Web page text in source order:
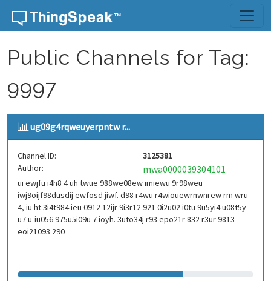
Skip to content
Public Channels for Tag:
9997
ug09g4rqweuyerpntw r...
Channel ID:
3125381
Author:
mwa0000039304101
ui ewjfu i4h8 4 uh twue 988we08ew imiewu 9r98weu
iwj9oijf98dusdij ewfosd jiwf. d98 r4wu r4wiouewrnwnrew rm wru
4, iu ht 3i4t984 ieu 0912 12ijr 9i3r12 921 0i2u02 i0tu 9u5yi4 u08t5y
u7 u-iu056 975u5i09u 7 ioyh. 3uto34j r93 epo21r 832 r3ur 9813
eoi21093 290